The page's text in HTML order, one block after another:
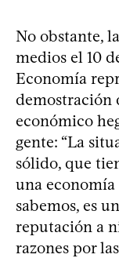
No obstante,
medios el 10
Economía
demostración
económico
gente: “La
sólido, que
una
sabemos, es
reputación a
razones por